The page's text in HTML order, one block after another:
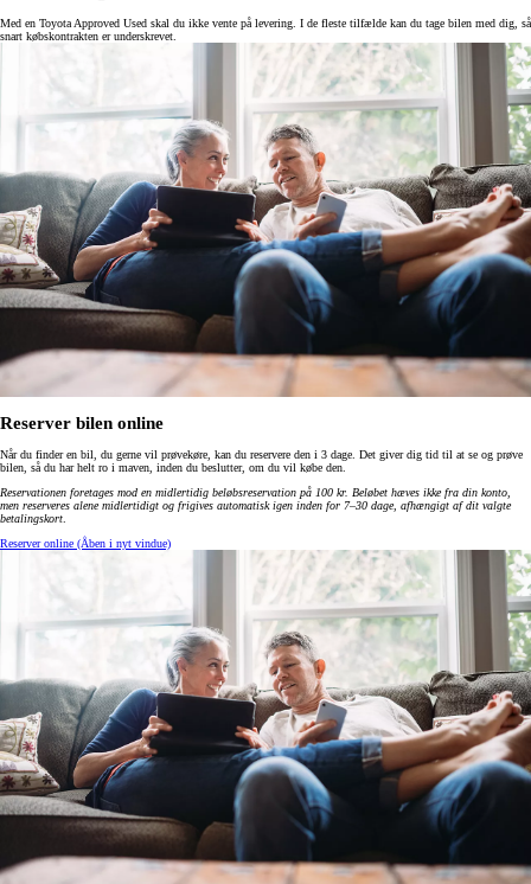
Med en Toyota Approved Used skal du ikke vente på levering. I de fleste tilfælde kan du tage bilen med dig, så
snart købskontrakten er underskrevet.
Reserver bilen online
Når du finder en bil, du gerne vil prøvekøre, kan du reservere den i 3 dage. Det giver dig tid til at se og prøve
bilen, så du har helt ro i maven, inden du beslutter, om du vil købe den.
Reservationen foretages mod en midlertidig beløbsreservation på 100 kr. Beløbet hæves ikke fra din konto,
men reserveres alene midlertidigt og frigives automatisk igen inden for 7–30 dage, afhængigt af dit valgte
betalingskort.
Reserver online (Åben i nyt vindue)